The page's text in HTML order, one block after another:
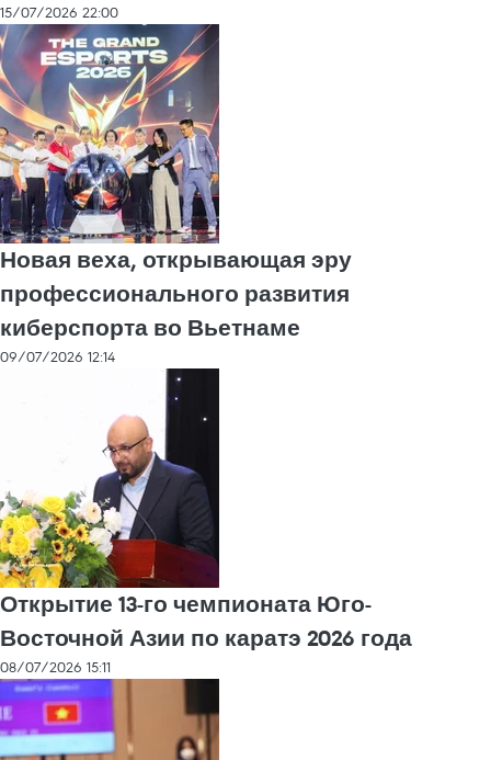
15/07/2026 22:00
Новая веха, открывающая эру
профессионального развития
киберспорта во Вьетнаме
09/07/2026 12:14
Открытие 13-го чемпионата Юго-
Восточной Азии по каратэ 2026 года
08/07/2026 15:11